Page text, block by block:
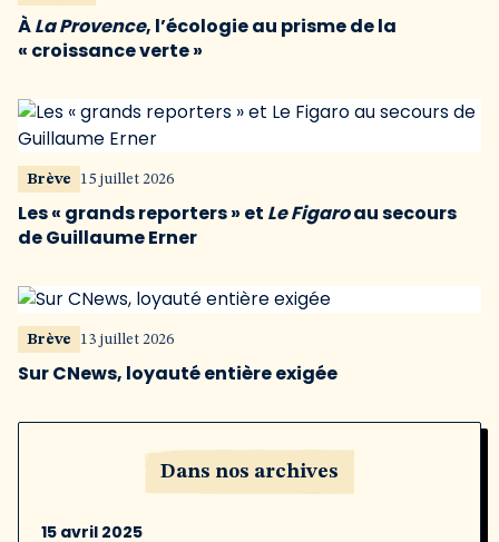
ÀLa Provence, l’écologie au prisme de la
« croissance verte »
Brève 15 juillet 2026
Les « grands reporters » et Le Figaroau secours
de Guillaume Erner
Brève 13 juillet 2026
Sur CNews, loyauté entière exigée
Dans nos archives
15 avril 2025